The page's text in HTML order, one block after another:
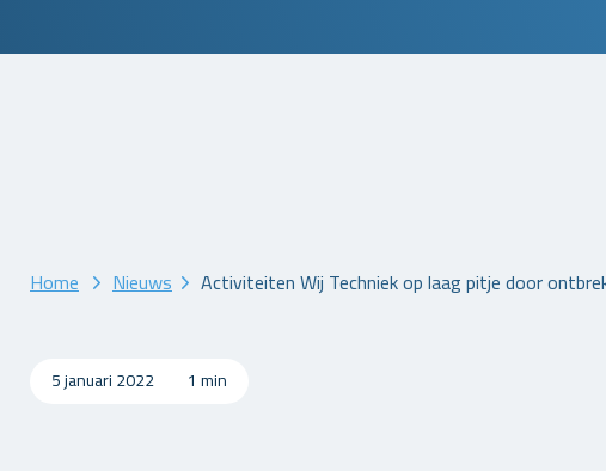
Home Nieuws Activiteiten Wij Techniek op laag pitje door
5 januari 2022 1 min